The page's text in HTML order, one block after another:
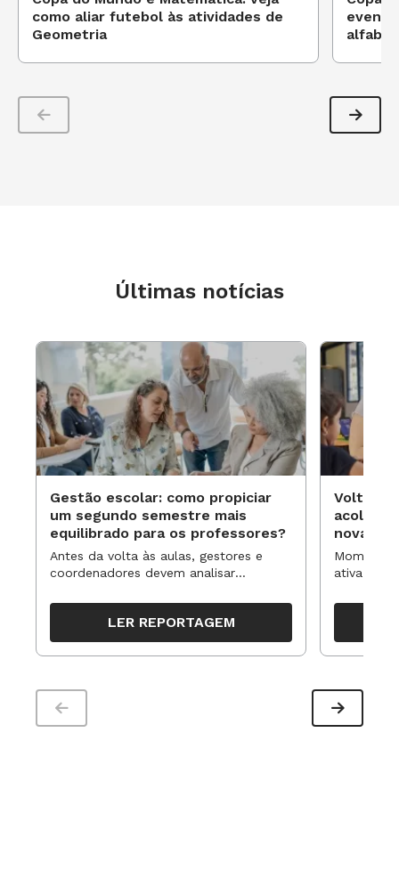
como aliar futebol às atividades de
Geometria
Últimas notícias
Gestão escolar: como propiciar
um segundo semestre mais
equilibrado para os professores?
Antes da volta às aulas, gestores e
coordenadores devem analisar
organizar ações para orientar o
trabalho pedagógico ao longo do
período
LER REPORTAGEM
Volta às
novas
ativa
propostas